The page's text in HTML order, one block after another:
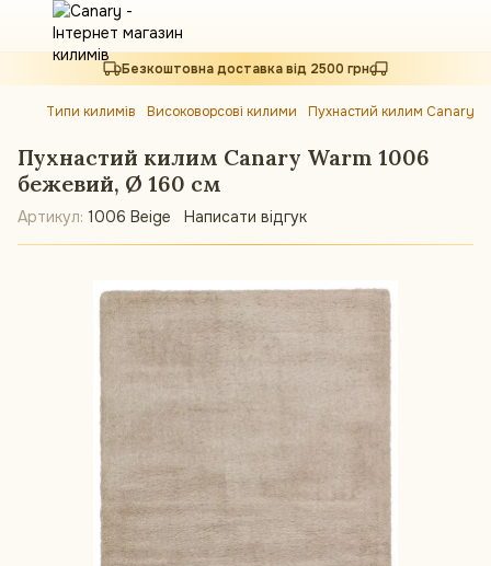
Безкоштовна доставка від 2500 грн
Типи килимів Високоворсові килими Пухнастий килим Canary
Пухнастий килим Canary Warm 1006
бежевий, Ø 160 см
Артикул: 1006 Beige Написати відгук